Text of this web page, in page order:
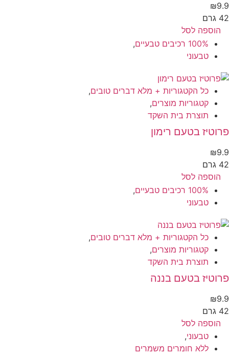
₪
הוספה לסל
100% רכיבים טבעיים
,
טבעוני
כל הקטגוריות + מלא דברים טובים,
קטגוריות מוצרים,
תוצרת בית השקד
בטעם רימון
₪
הוספה לסל
100% רכיבים טבעיים
,
טבעוני
כל הקטגוריות + מלא דברים טובים,
קטגוריות מוצרים,
תוצרת בית השקד
בטעם בננה
₪
הוספה לסל
טבעוני,
ללא חומרים משמרים